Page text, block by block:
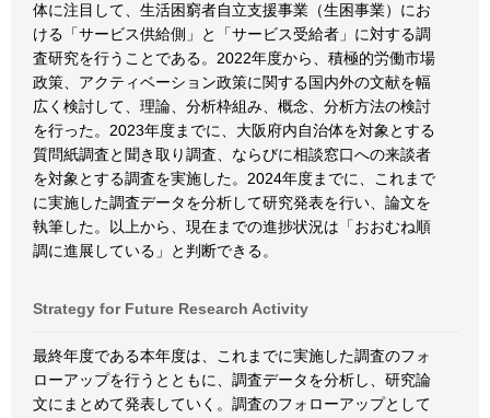
体に注目して、生活困窮者自立支援事業（生困事業）にお
ける「サービス供給側」と「サービス受給者」に対する調
査研究を行うことである。2022年度から、積極的労働市場
政策、アクティベーション政策に関する国内外の文献を幅
広く検討して、理論、分析枠組み、概念、分析方法の検討
を行った。2023年度までに、大阪府内自治体を対象とする
質問紙調査と聞き取り調査、ならびに相談窓口への来談者
を対象とする調査を実施した。2024年度までに、これまで
に実施した調査データを分析して研究発表を行い、論文を
執筆した。以上から、現在までの進捗状況は「おおむね順
調に進展している」と判断できる。
Strategy for Future Research Activity
最終年度である本年度は、これまでに実施した調査のフォ
ローアップを行うとともに、調査データを分析し、研究論
文にまとめて発表していく。調査のフォローアップとして